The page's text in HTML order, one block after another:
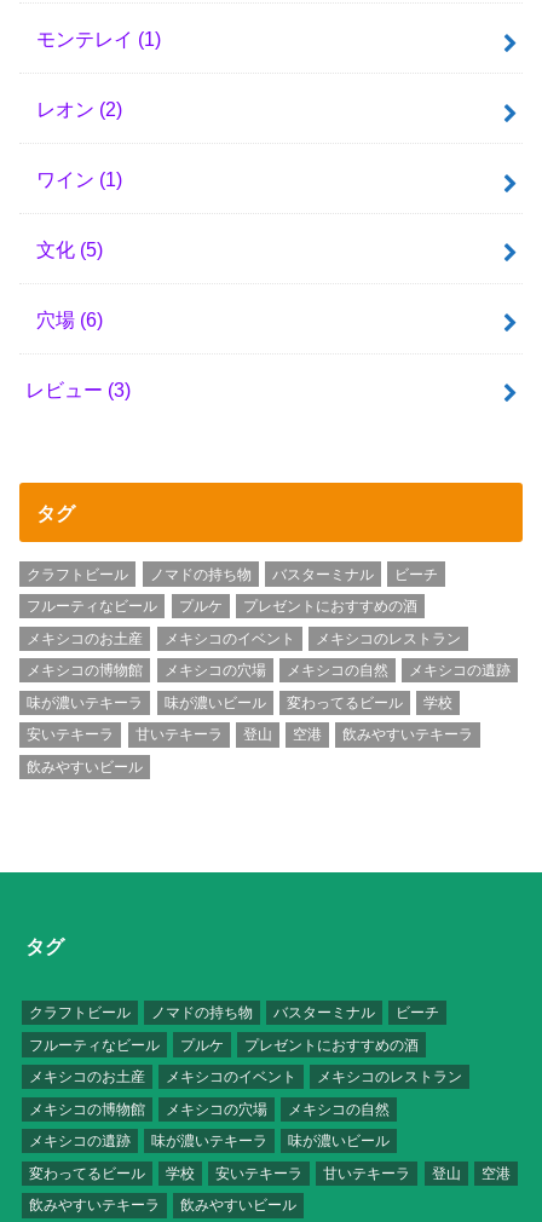
モンテレイ (1)
レオン (2)
ワイン (1)
文化 (5)
穴場 (6)
レビュー (3)
タグ
クラフトビール ノマドの持ち物 バスターミナル
ビーチ
フルーティなビール
プルケ
プレゼントにおすすめの酒
メキシコのお土産
メキシコのイベント
メキシコのレストラン
メキシコの博物館
メキシコの穴場 メキシコの自然
メキシコの遺跡
味が濃いテキーラ
味が濃いビール 変わってるビール
学校
安いテキーラ
甘いテキーラ 登山 空港
飲みやすいテキーラ
飲みやすいビール
タグ
クラフトビール ノマドの持ち物 バスターミナル
ビーチ
フルーティなビール
プルケ
プレゼントにおすすめの酒
メキシコのお土産
メキシコのイベント
メキシコのレストラン
メキシコの博物館
メキシコの穴場
メキシコの自然
メキシコの遺跡
味が濃いテキーラ
味が濃いビール
変わってるビール
学校 安いテキーラ 甘いテキーラ 登山
空港
飲みやすいテキーラ
飲みやすいビール